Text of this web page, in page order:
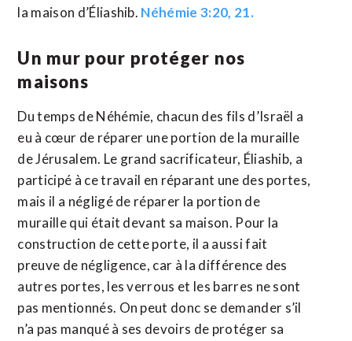
la maison d’Éliashib. Néhémie 3:20, 21.
Un mur pour protéger nos
maisons
Du temps de Néhémie, chacun des fils d’Israël a
eu à cœur de réparer une portion de la muraille
de Jérusalem. Le grand sacrificateur, Éliashib, a
participé à ce travail en réparant une des portes,
mais il a négligé de réparer la portion de
muraille qui était devant sa maison. Pour la
construction de cette porte, il a aussi fait
preuve de négligence, car à la différence des
autres portes, les verrous et les barres ne sont
pas mentionnés. On peut donc se demander s’il
n’a pas manqué à ses devoirs de protéger sa